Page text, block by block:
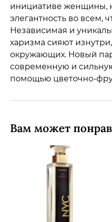
инициативе женщины,
элегантность во всем,
Независимая и
харизма сияют
окружающих. Новый
современную и
помощью цветочно-
Вам может